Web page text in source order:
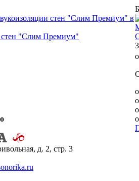
стен "Слим Премиум"
д. 2, стр. 3